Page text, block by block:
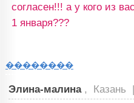
согласен!!! а у кого из
1 января???
��������
Элина-малина , Казань